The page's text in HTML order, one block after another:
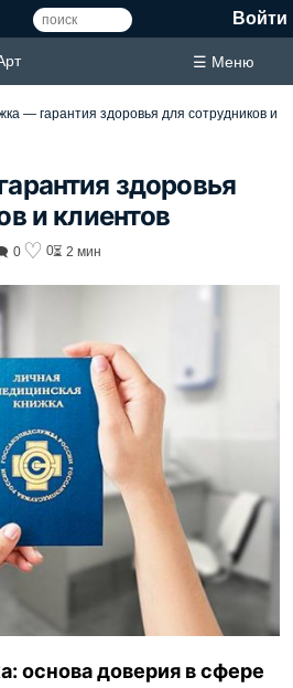
Войти
☰ Меню
— гарантия здоровья для сотрудников и
здоровья
и клиентов
0 ♡ 0⏳ 2 мин
основа доверия в сфере